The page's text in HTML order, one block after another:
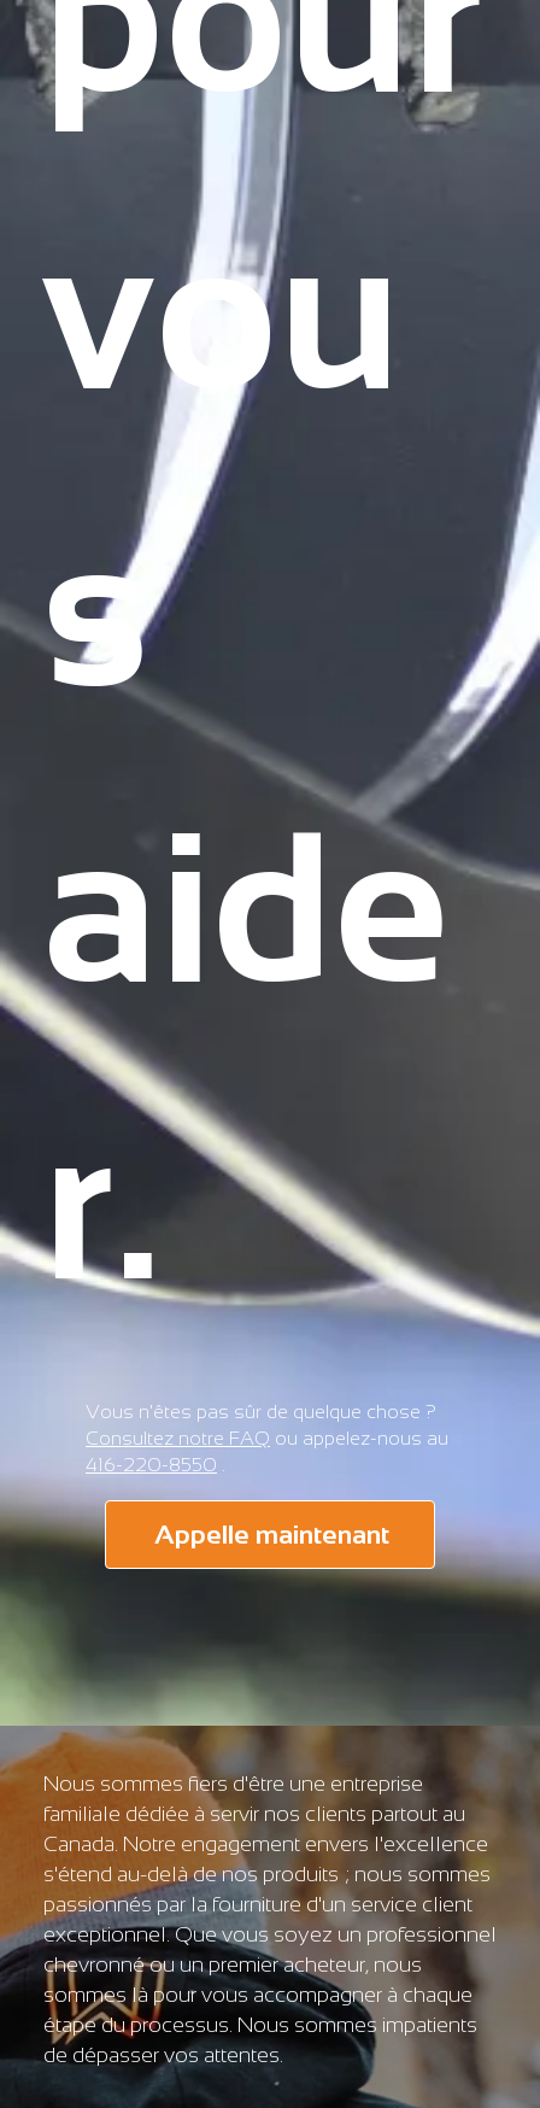
vou
s
aide
r.
Vous n'êtes pas sûr de quelque chose ?
Consultez notre FAQ ou appelez-nous au
416-220-8550
Appelle maintenant
Nous sommes fiers d'être une entreprise
familiale dédiée à servir nos clients partout au
Canada. Notre engagement envers l'excellence
s'étend au-delà de nos produits ; nous sommes
passionnés par la fourniture d'un service client
exceptionnel. Que vous soyez un professionnel
chevronné ou un premier acheteur, nous
sommes là pour vous accompagner à chaque
étape du processus. Nous sommes impatients
de dépasser vos attentes.